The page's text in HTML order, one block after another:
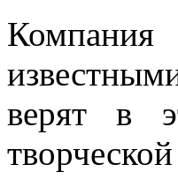
Компания
верят в